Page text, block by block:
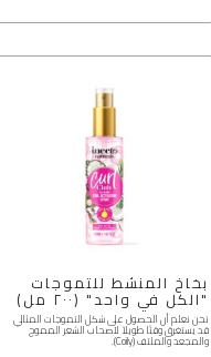
بخاخ المنشط للتموجات
"الكل في واحد" (٢٠٠ مل)
نحن نعلم أن الحصول على شكل التموجات المثالي
قد يستغرق وقتًا طويلاً لأصحاب الشعر المموج
والمجعد والملتف (Coily).